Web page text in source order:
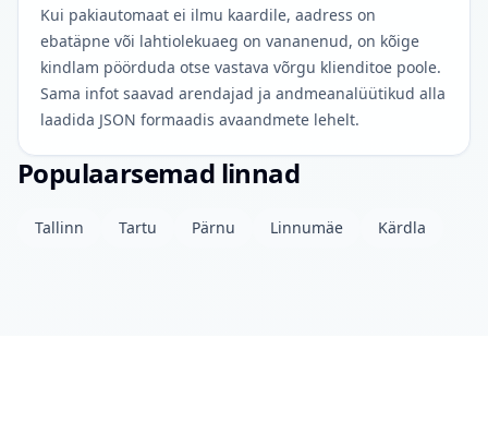
Kui pakiautomaat ei ilmu kaardile, aadress on
ebatäpne või lahtiolekuaeg on vananenud, on kõige
kindlam pöörduda otse vastava võrgu klienditoe poole.
Sama infot saavad arendajad ja andmeanalüütikud alla
laadida JSON formaadis avaandmete lehelt.
Populaarsemad linnad
Tallinn Tartu Pärnu Linnumäe Kärdla